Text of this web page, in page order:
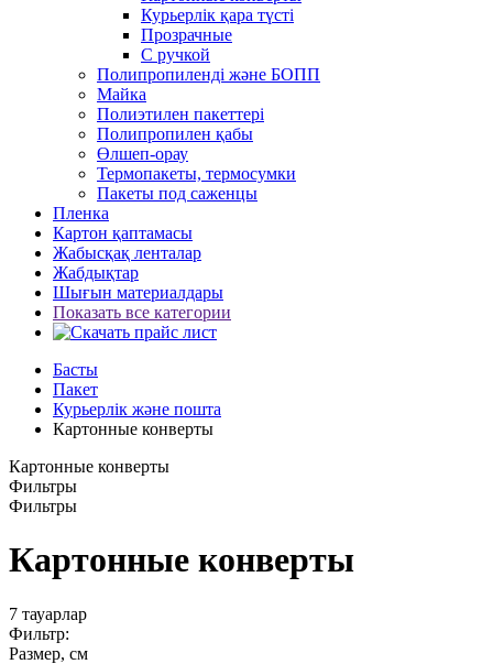
Курьерлік қара түсті
Прозрачные
С ручкой
Полипропиленді және БОПП
Майка
Полиэтилен пакеттері
Полипропилен қабы
Өлшеп-орау
Термопакеты, термосумки
Пакеты под саженцы
Пленка
Картон қаптамасы
Жабысқақ ленталар
Жабдықтар
Шығын материалдары
Показать все категории
Басты
Пакет
Курьерлік және пошта
Картонные конверты
Картонные конверты
Фильтры
Фильтры
Картонные конверты
7 тауарлар
Фильтр:
Размер, см